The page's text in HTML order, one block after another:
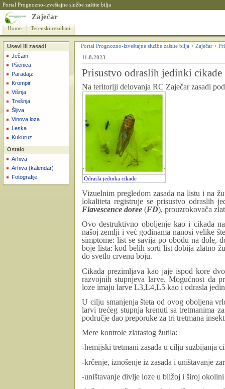
Portal Prognozno-izveštajne službe zaštite bilja
Zaječar
Home Terenski rezultati
Usevi ili zasadi
Ječam
Pšenica
Paradajz
Krompir
Višnja
Trešnja
Šljiva
Vinova loza
Leska
Kukuruz
Ostalo
Arhiva
Arhiva (kalendar)
Fotografije
Portal Prognozno-izveštajne službe zaštite bilja > Zaječar >
11.8.2023
Prisustvo odraslih jedinki
Na teritoriji delovanja RC Zaječar zasadi
Odrasla jedinka cikade
Vizuelnim pregledom zasada na listu i na
lokaliteta registruje se prisustvo odraslih
Flavescence doree (FD), prouzrokovača
Ovo destruktivno oboljenje kao i cikada
našoj zemlji i već godinama nanosi velike
simptome: list se savija po obodu na dole,
boje lista: kod belih sorti list dobija zlatno
do svetlo crvenu boju.
Cikada prezimljava kao jaje ispod kore
razvojnih stupnjeva larve. Mogućnost da
loze imaju larve L3,L4,L5 kao i odrasla
U cilju smanjenja šteta od ovog oboljena
larvi trećeg stupnja krenuti sa tretmanima
područje dao preporuke za tri tretmana
Mere kontrole zlatastog žutila:
-hemijski tretmani zasada u cilju suzbijanja
-krčenje, iznošenje iz zasada i uništavanje
-uništavanje divlje loze u bližoj i široj okolini